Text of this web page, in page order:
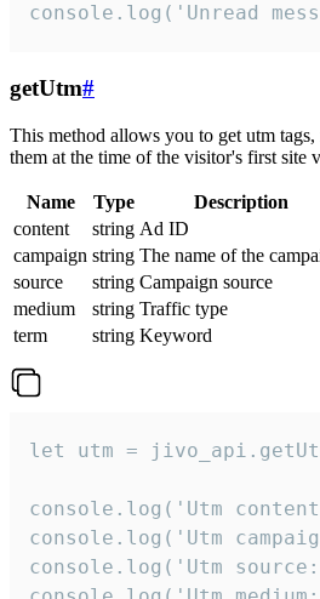
console.log('Unread
getUtm#
This method allows you to get utm
them at the time of the visitor's first site
Name Type
Description
content
string Ad ID
campaign string The name of the
source
string Campaign source
medium
string Traffic type
term
string Keyword
let utm =
console.log('Utm
console.log('Utm
console.log('Utm